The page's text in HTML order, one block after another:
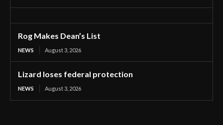
Rog Makes Dean’s List
NEWS August 3, 2026
Lizard loses federal protection
NEWS August 3, 2026